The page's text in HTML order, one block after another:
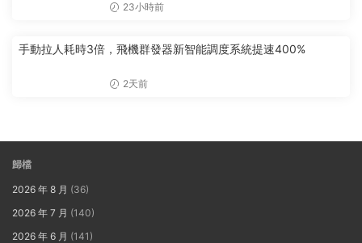
23小時前
手動拉人耗時3倍，飛機群發器新智能調度系統提速400%
2天前
歸檔
2026 年 8 月 (36)
2026 年 7 月 (140)
2026 年 6 月 (141)